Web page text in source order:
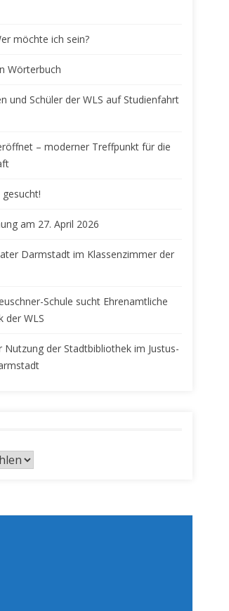
möchte ich sein?
Wörterbuch
und Schüler der WLS auf Studienfahrt
– moderner Treffpunkt für die
am 27. April 2026
Darmstadt im Klassenzimmer der
Schule sucht Ehrenamtliche
der WLS
Nutzung der Stadtbibliothek im Justus-